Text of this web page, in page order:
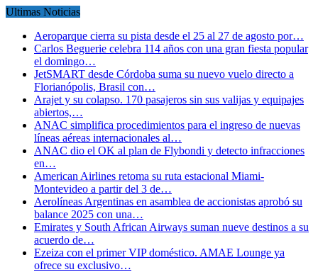
Ultimas Noticias
Aeroparque cierra su pista desde el 25 al 27 de agosto por…
Carlos Beguerie celebra 114 años con una gran fiesta popular
el domingo…
JetSMART desde Córdoba suma su nuevo vuelo directo a
Florianópolis, Brasil con…
Arajet y su colapso. 170 pasajeros sin sus valijas y equipajes
abiertos,…
ANAC simplifica procedimientos para el ingreso de nuevas
líneas aéreas internacionales al…
ANAC dio el OK al plan de Flybondi y detecto infracciones
en…
American Airlines retoma su ruta estacional Miami-
Montevideo a partir del 3 de…
Aerolíneas Argentinas en asamblea de accionistas aprobó su
balance 2025 con una…
Emirates y South African Airways suman nueve destinos a su
acuerdo de…
Ezeiza con el primer VIP doméstico. AMAE Lounge ya
ofrece su exclusivo…